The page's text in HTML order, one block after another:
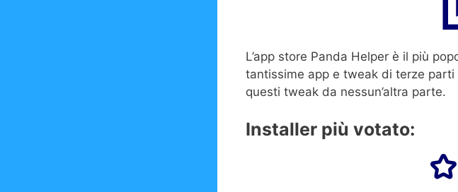
L’app store Panda Helper è il più
tantissime app e tweak di terze
questi tweak da nessun’altra parte.
Installer più votato: